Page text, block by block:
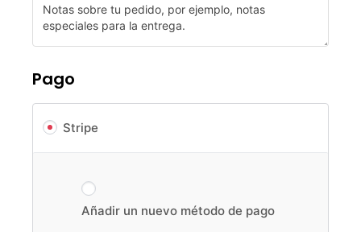
Pago
Stripe
Añadir un nuevo método de pago